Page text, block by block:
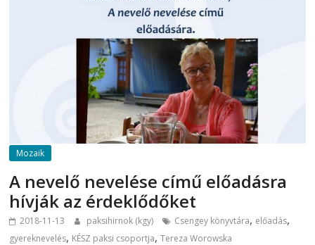
Mozaik
A nevelő nevelése című előadásra
hívják az érdeklődőket
2018-11-13 paksihirnok (kgy) Csengey könyvtára, előadás,
gyereknevelés, KÉSZ paksi csoportja,Tereza Worowska